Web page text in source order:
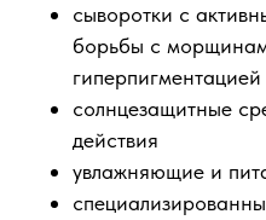
сыворотки с
борьбы с
гиперпигментацией
солнцезащитные
действия
увлажняющие и